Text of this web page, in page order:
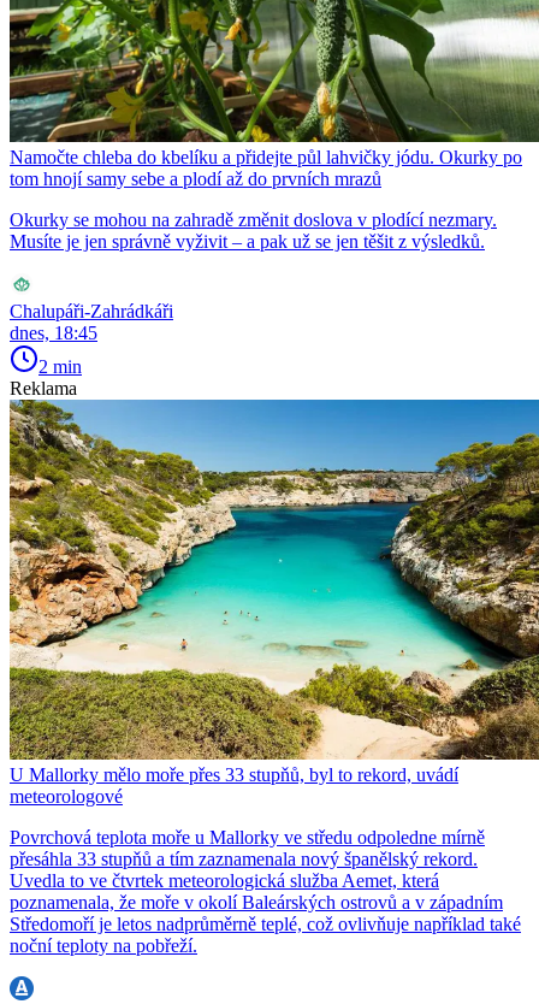
Namočte chleba do kbelíku a přidejte půl lahvičky jódu. Okurky po
tom hnojí samy sebe a plodí až do prvních mrazů
Okurky se mohou na zahradě změnit doslova v plodící nezmary.
Musíte je jen správně vyživit – a pak už se jen těšit z výsledků.
Chalupáři-Zahrádkáři
dnes, 18:45
2 min
Reklama
U Mallorky mělo moře přes 33 stupňů, byl to rekord, uvádí
meteorologové
Povrchová teplota moře u Mallorky ve středu odpoledne mírně
přesáhla 33 stupňů a tím zaznamenala nový španělský rekord.
Uvedla to ve čtvrtek meteorologická služba Aemet, která
poznamenala, že moře v okolí Baleárských ostrovů a v západním
Středomoří je letos nadprůměrně teplé, což ovlivňuje například také
noční teploty na pobřeží.